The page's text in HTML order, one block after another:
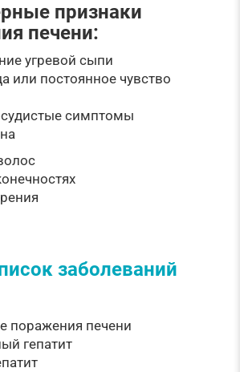
признаки
печени:
угревой сыпи
или постоянное чувство
симптомы
заболеваний
поражения печени
гепатит